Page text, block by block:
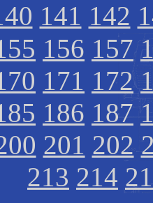
141 142
156 157
171 172
186 187
201 202
213 214